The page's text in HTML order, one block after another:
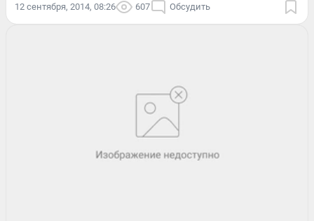
12 сентября, 2014, 08:26 607 Обсудить